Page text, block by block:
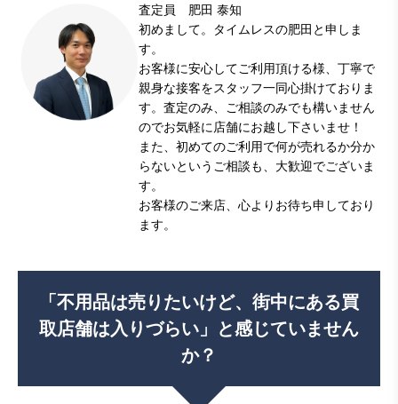
査定員 肥田 泰知
初めまして。タイムレスの肥田と申しま
す。
お客様に安心してご利用頂ける様、丁寧で
親身な接客をスタッフ一同心掛けておりま
す。査定のみ、ご相談のみでも構いません
のでお気軽に店舗にお越し下さいませ！
また、初めてのご利用で何が売れるか分か
らないというご相談も、大歓迎でございま
す。
お客様のご来店、心よりお待ち申しており
ます。
「不用品は売りたいけど、街中にある買
取店舗は入りづらい」
と感じていません
か？